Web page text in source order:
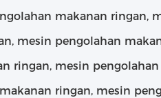
makanan ringan,
mesin pengolahan
ringan, mesin
ringan, mesin